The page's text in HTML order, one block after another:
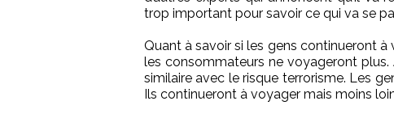
trop important pour savoir ce qui va se
Quant à savoir si les gens continueront à
les consommateurs ne voyageront
similaire avec le risque terrorisme. Les
Ils continueront à voyager mais moins